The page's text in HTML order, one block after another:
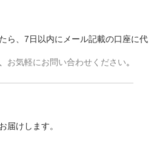
ら、7日以内にメール記載の口座に代
お気軽にお問い合わせください。
届けします。